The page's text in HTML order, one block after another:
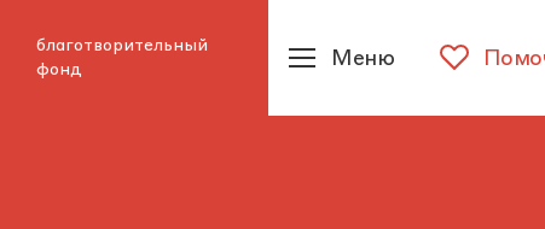
благотворительный
фонд
Меню